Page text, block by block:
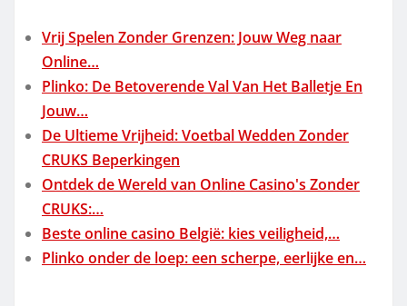
Vrij Spelen Zonder Grenzen: Jouw Weg naar
Online…
Plinko: De Betoverende Val Van Het Balletje En
Jouw…
De Ultieme Vrijheid: Voetbal Wedden Zonder
CRUKS Beperkingen
Ontdek de Wereld van Online Casino's Zonder
CRUKS:…
Beste online casino België: kies veiligheid,…
Plinko onder de loep: een scherpe, eerlijke en…